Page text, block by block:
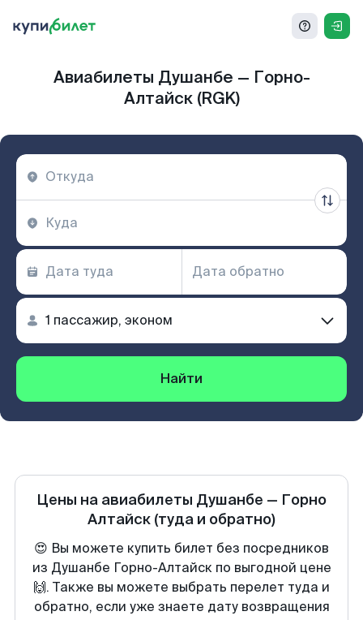
Авиабилеты Душанбе — Горно-
Алтайск (RGK)
Найти
Цены на авиабилеты Душанбе — Горно
Алтайск (туда и обратно)
😍 Вы можете купить билет без посредников
из Душанбе Горно-Алтайск по выгодной цене
🙌. Также вы можете выбрать перелет туда и
обратно, если уже знаете дату возвращения